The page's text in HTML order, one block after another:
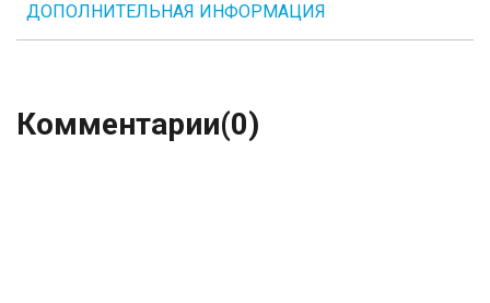
ДОПОЛНИТЕЛЬНАЯ ИНФОРМАЦИЯ
Комментарии(0)